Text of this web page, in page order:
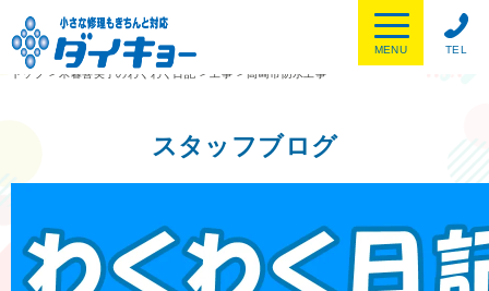
TEL
MENU
トップ
> 木暮喜美子のわくわく日記 > 工事 > 高崎市防水工事
スタッフブログ